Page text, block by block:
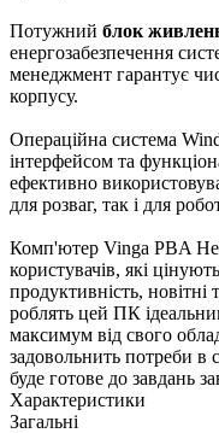
Потужний блок
енергозабезпечення
менеджмент гарантує
корпусу.
Операційна система
інтерфейсом та
ефективно
для розваг, так і для
Комп'ютер Vinga PBA
користувачів, які
продуктивність, новітні
роблять цей ПК
максимум від свого
задовольнить потреби в
буде готове до завдань
Характеристики
Загальні